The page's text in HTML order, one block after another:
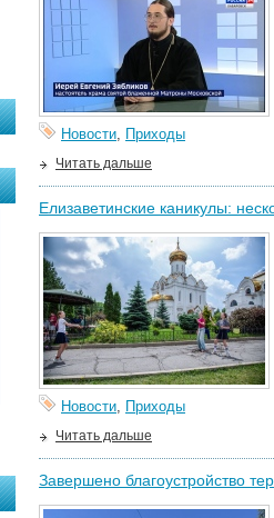
Новости, Приходы
Читать дальше
Елизаветинские каникулы:
Новости, Приходы
Читать дальше
Завершено благоустройство